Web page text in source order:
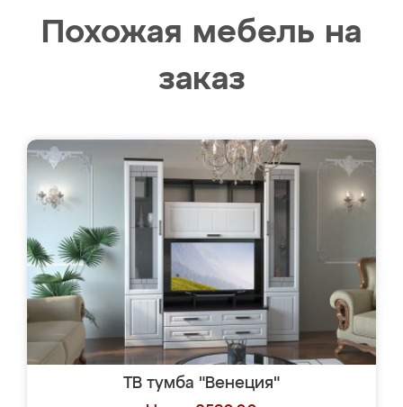
Похожая мебель на
заказ
ТВ тумба "Венеция"